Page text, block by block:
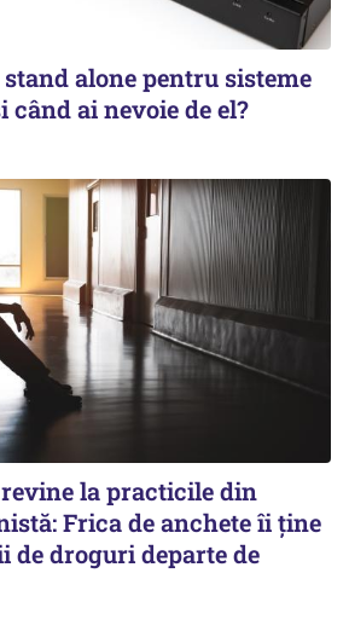
stand alone pentru sisteme
când ai nevoie de el?
la practicile din
Frica de anchete îi ține
de droguri departe de